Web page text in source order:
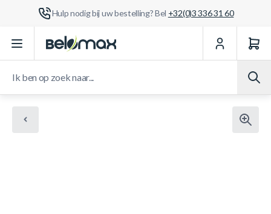
Hulp nodig bij uw bestelling? Bel +32(0)3 336 31 60
Ga naar de inhoud